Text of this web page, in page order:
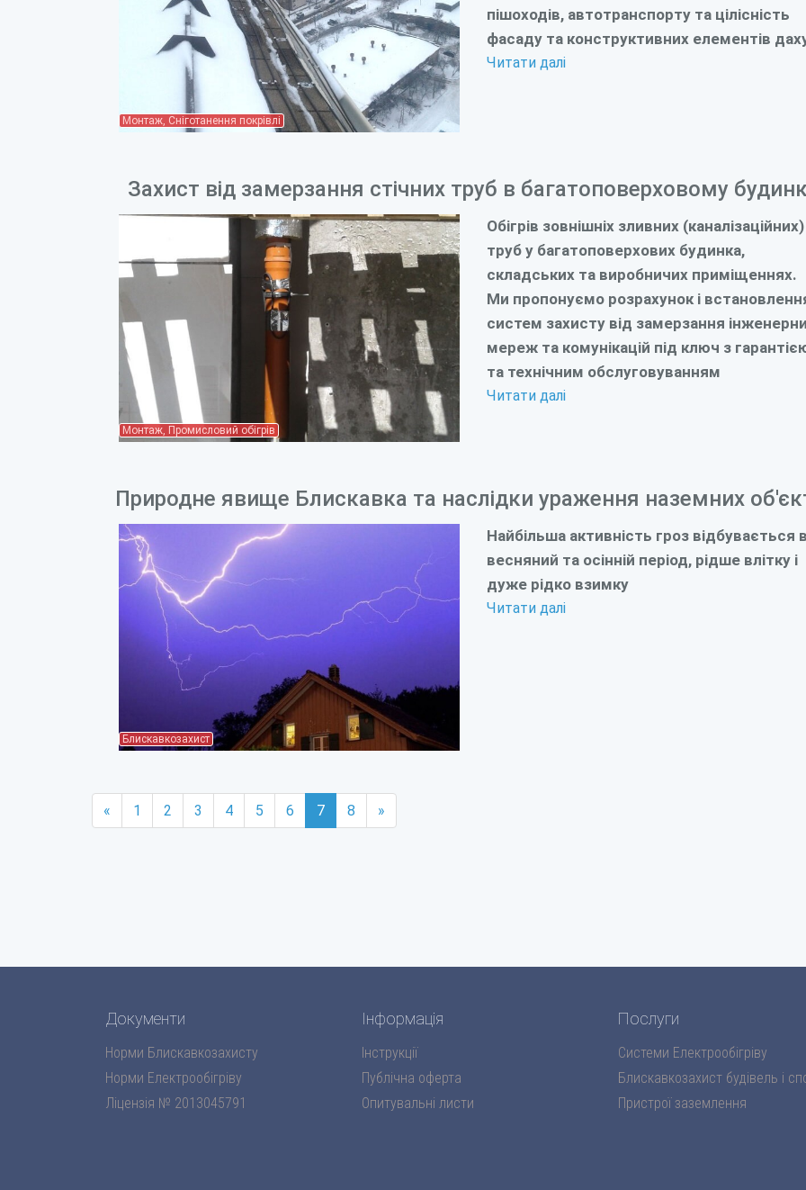
Монтаж, Сніготанення покрівлі
пішоходів, автотранспорту та цілісність
фасаду та конструктивних елементів
Читати далі
Захист від замерзання стічних труб в багатоповерховому
Монтаж, Промисловий обігрів
Обігрів зовнішніх зливних (каналізаційних)
труб у багатоповерхових будинка,
складських та виробничих приміщеннях.
Ми пропонуємо розрахунок і
систем захисту від замерзання
мереж та комунікацій під ключ з
та технічним обслуговуванням
Читати далі
Природне явище Блискавка та наслідки ураження наземних
Блискавкозахист
Найбільша активність гроз відбувається в
весняний та осінній період, рідше влітку і
дуже рідко взимку
Читати далі
« 1 2 3 4 5 6 7 8 »
Документи
Норми Блискавкозахисту
Норми Електрообігріву
Ліцензія № 2013045791
Інформація
Інструкції
Публічна оферта
Опитувальні листи
Послуги
Системи Електрообігріву
Блискавкозахист будівель і
Пристрої заземлення